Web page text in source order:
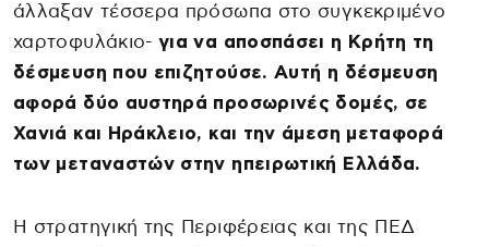
άλλαξαν τέσσερα πρόσωπα στο συγκεκριμένο
χαρτοφυλάκιο- για να αποσπάσει η Κρήτη τη
δέσμευση που επιζητούσε. Αυτή η δέσμευση
αφορά δύο αυστηρά προσωρινές δομές, σε
Χανιά και Ηράκλειο, και την άμεση μεταφορά
των μεταναστών στην ηπειρωτική Ελλάδα.
Η στρατηγική της Περιφέρειας και της ΠΕΔ